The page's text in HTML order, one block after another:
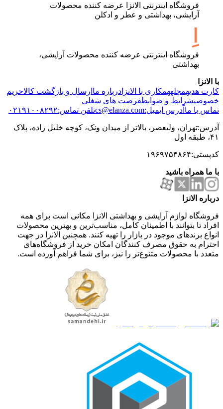
فروشگاه اینترنتی الانزا عرضه کننده محصولات
آرایشی، بهداشتی و عطر و ادکلن
فروشگاه اینترنتی عرضه کننده محصولات آرایشی،
بهداشتی
با الانزا
کارت هدیهمجلههمکاری با الانزا درباره ما ارسال و بازگشت کالاحریم
خصوصیشرایط و ضوابطفرصت های شغلی
تماس با ما آدرس ایمیل:cs@elanza.com تلفن تماس:۰۲۱۹۱۰۰۸۲۹۲
آدرس:تهران، ولیعصر، بالاتر از میدان ونک، کوچه خلیل زاده، پلاک
۴۱، طبقه اول
کدپستی:۱۹۶۹۷۵۴۸۶۴
با ما همراه باشید
درباره الانزا
فروشگاه لوازم آرایشی و بهداشتی الانزا مکانی است برای همه
افراد تا بتوانند با اطمینان کامل، مناسب‌ترین و بهترین محصولات
انواع برندهای موجود در بازار را تهیه کنند. همچنین الانزا در جهت
احترام به حقوق مصرف کنندگان امکان خرید از فروشگاه‌های
متعدد با محصولات متنوع‌تر را نیز، برای شما فراهم آورده است.